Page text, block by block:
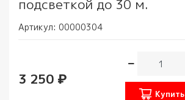
подсветкой до 30 м.
Артикул: 00000304
3 250 ₽
Купить